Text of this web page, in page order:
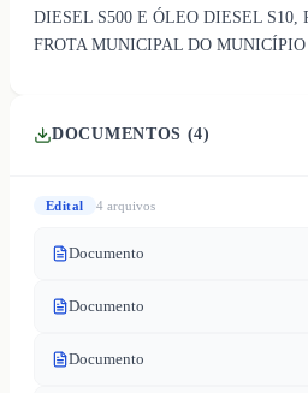
DIESEL S500 E ÓLEO DIESEL S10,
FROTA MUNICIPAL DO
DOCUMENTOS (4)
Edital 4arquivos
Documento
Documento
Documento